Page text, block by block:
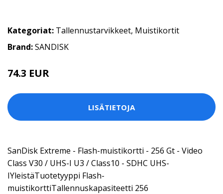
Kategoriat: Tallennustarvikkeet, Muistikortit
Brand:SANDISK
74.3 EUR
LISÄTIETOJA
SanDisk Extreme - Flash-muistikortti - 256 Gt - Video
Class V30 / UHS-I U3 / Class10 - SDHC UHS-
IYleistäTuotetyyppi Flash-
muistikorttiTallennuskapasiteetti 256